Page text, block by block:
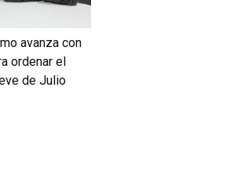
avanza con
ordenar el
de Julio